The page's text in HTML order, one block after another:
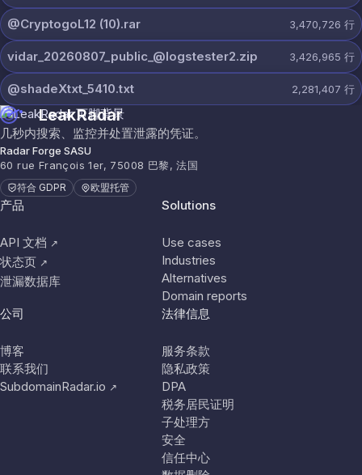
@CryptogoL12 (10).rar 3,470,726 行
vidar_20260807_public_@logstester2.zip 3,426,965 行
@shadeXtxt_5410.txt 2,281,407 行
LeakRadar
几秒内搜索、监控并处置泄露的凭证。
Radar Forge SASU
60 rue François 1er, 75008 巴黎, 法国
符合 GDPR 欧盟托管
产品
API 文档 ↗
状态页 ↗
泄漏数据库
Solutions
Use cases
Industries
Alternatives
Domain reports
公司
博客
联系我们
SubdomainRadar.io ↗
法律信息
服务条款
隐私政策
DPA
税务居民证明
子处理方
安全
信任中心